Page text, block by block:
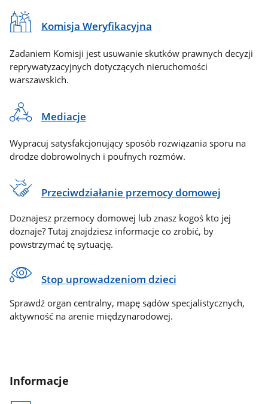
Komisja Weryfikacyjna
Zadaniem Komisji jest usuwanie skutków prawnych decyzji
reprywatyzacyjnych dotyczących nieruchomości
warszawskich.
Mediacje
Wypracuj satysfakcjonujący sposób rozwiązania sporu na
drodze dobrowolnych i poufnych rozmów.
Przeciwdziałanie przemocy domowej
Doznajesz przemocy domowej lub znasz kogoś kto jej
doznaje? Tutaj znajdziesz informacje co zrobić, by
powstrzymać tę sytuację.
Stop uprowadzeniom dzieci
Sprawdź organ centralny, mapę sądów specjalistycznych,
aktywność na arenie międzynarodowej.
Informacje